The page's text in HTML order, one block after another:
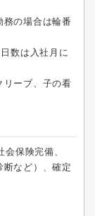
の場合は輪番
数は入社月に
ーブ、子の看
保険完備、
断など）、確定